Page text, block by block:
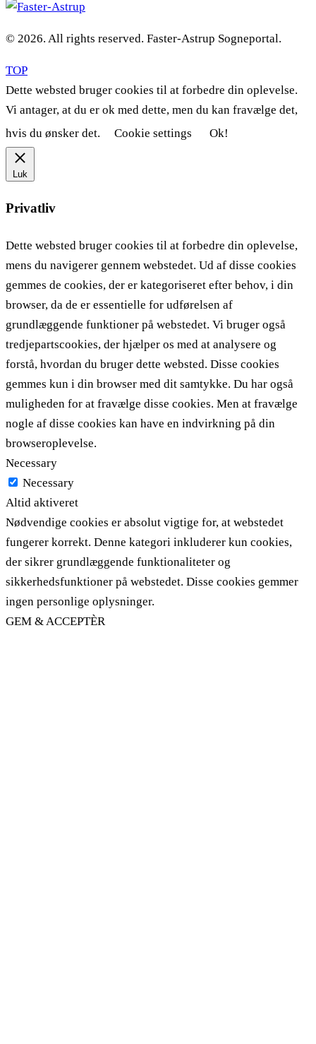
© 2026. All rights reserved. Faster-Astrup Sogneportal.
TOP
Dette websted bruger cookies til at forbedre din oplevelse.
Vi antager, at du er ok med dette, men du kan fravælge det,
hvis du ønsker det.
Cookie settings Ok!
Luk
Privatliv
Dette websted bruger cookies til at forbedre din oplevelse,
mens du navigerer gennem webstedet. Ud af disse cookies
gemmes de cookies, der er kategoriseret efter behov, i din
browser, da de er essentielle for udførelsen af ​​
grundlæggende funktioner på webstedet. Vi bruger også
tredjepartscookies, der hjælper os med at analysere og
forstå, hvordan du bruger dette websted. Disse cookies
gemmes kun i din browser med dit samtykke. Du har også
muligheden for at fravælge disse cookies. Men at fravælge
nogle af disse cookies kan have en indvirkning på din
browseroplevelse.
Necessary
Necessary
Altid aktiveret
Nødvendige cookies er absolut vigtige for, at webstedet
fungerer korrekt. Denne kategori inkluderer kun cookies,
der sikrer grundlæggende funktionaliteter og
sikkerhedsfunktioner på webstedet. Disse cookies gemmer
ingen personlige oplysninger.
GEM & ACCEPTÈR